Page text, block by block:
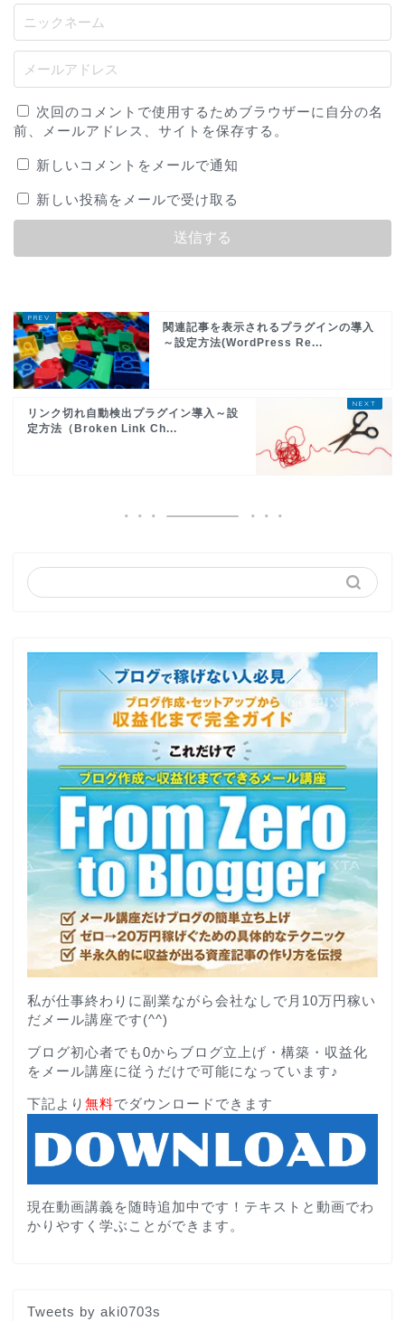
次回のコメントで使用するためブラウザーに自分の名
前、メールアドレス、サイトを保存する。
新しいコメントをメールで通知
新しい投稿をメールで受け取る
関連記事を表示されるプラグインの導入
～設定方法(WordPress Re...
リンク切れ自動検出プラグイン導入～設
定方法（Broken Link Ch...
私が仕事終わりに副業ながら会社なしで月10万円稼い
だメール講座です(^^)
ブログ初心者でも0からブログ立上げ・構築・収益化
をメール講座に従うだけで可能になっています♪
下記より 無料でダウンロードできます
現在動画講義を随時追加中です！テキストと動画でわ
かりやすく学ぶことができます。
Tweets by aki0703s